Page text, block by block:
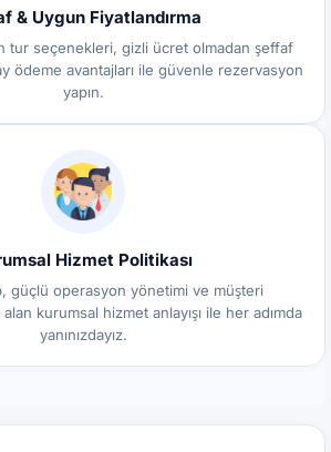
& Uygun Fiyatlandırma
tur seçenekleri, gizli ücret olmadan şeffaf
ödeme avantajları ile güvenle rezervasyon
yapın.
Hizmet Politikası
güçlü operasyon yönetimi ve müşteri
kurumsal hizmet anlayışı ile her adımda
yanınızdayız.